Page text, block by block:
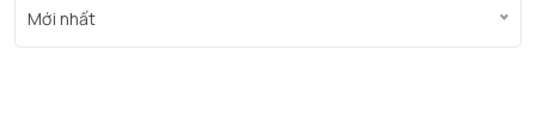
Mới nhất